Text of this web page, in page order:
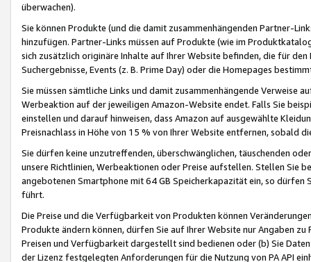
überwachen).
Sie können Produkte (und die damit zusammenhängenden Partner-
hinzufügen. Partner-Links müssen auf Produkte (wie im
sich zusätzlich originäre Inhalte auf Ihrer Website befinden, die für
Suchergebnisse, Events (z. B. Prime Day) oder die Homepages
Sie müssen sämtliche Links und damit zusammenhängende
Werbeaktion auf der jeweiligen Amazon-Website endet. Falls Sie
einstellen und darauf hinweisen, dass Amazon auf ausgewählte
Preisnachlass in Höhe von 15 % von Ihrer Website entfernen, sobald
Sie dürfen keine unzutreffenden, überschwänglichen, täuschenden
unsere Richtlinien, Werbeaktionen oder Preise aufstellen. Stellen Sie
angebotenen Smartphone mit 64 GB Speicherkapazität ein, so dürfen
führt.
Die Preise und die Verfügbarkeit von Produkten können
Produkte ändern können, dürfen Sie auf Ihrer Website nur Angaben
Preisen und Verfügbarkeit dargestellt sind bedienen oder (b) Sie
der Lizenz festgelegten Anforderungen für die Nutzung von PA API